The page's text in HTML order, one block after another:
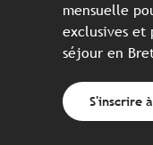
mensuelle
exclusives
séjour en
S'inscrire